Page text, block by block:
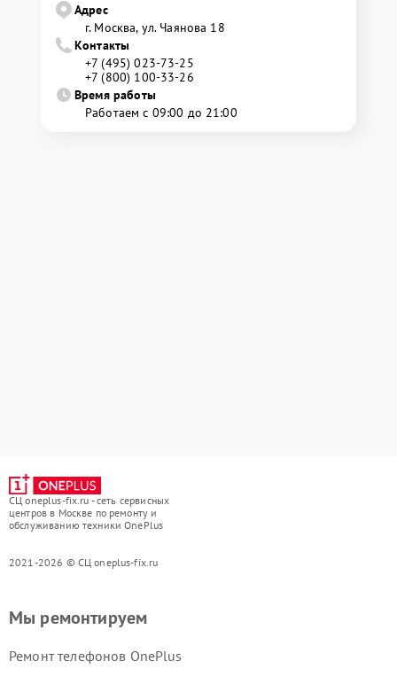
Адрес
г. Москва, ул. Чаянова 18
Контакты
+7 (495) 023-73-25
+7 (800) 100-33-26
Время работы
Работаем с 09:00 до 21:00
СЦ oneplus-fix.ru - сеть сервисных
центров в Москве по ремонту и
обслуживанию техники OnePlus
2021-2026 © СЦ oneplus-fix.ru
Мы ремонтируем
Ремонт телефонов OnePlus